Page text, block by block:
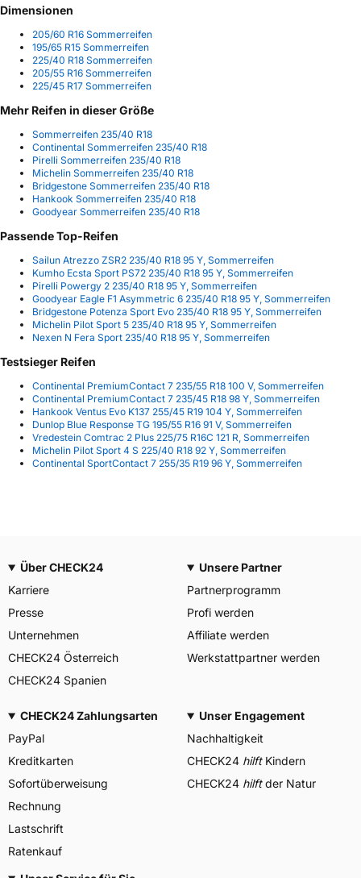
Dimensionen
205/60 R16 Sommerreifen
195/65 R15 Sommerreifen
225/40 R18 Sommerreifen
205/55 R16 Sommerreifen
225/45 R17 Sommerreifen
Mehr Reifen in dieser Größe
Sommerreifen 235/40 R18
Continental Sommerreifen 235/40 R18
Pirelli Sommerreifen 235/40 R18
Michelin Sommerreifen 235/40 R18
Bridgestone Sommerreifen 235/40 R18
Hankook Sommerreifen 235/40 R18
Goodyear Sommerreifen 235/40 R18
Passende Top-Reifen
Sailun Atrezzo ZSR2 235/40 R18 95 Y, Sommerreifen
Kumho Ecsta Sport PS72 235/40 R18 95 Y, Sommerreifen
Pirelli Powergy 2 235/40 R18 95 Y, Sommerreifen
Goodyear Eagle F1 Asymmetric 6 235/40 R18 95 Y, Sommerreifen
Bridgestone Potenza Sport Evo 235/40 R18 95 Y, Sommerreifen
Michelin Pilot Sport 5 235/40 R18 95 Y, Sommerreifen
Nexen N Fera Sport 235/40 R18 95 Y, Sommerreifen
Testsieger Reifen
Continental PremiumContact 7 235/55 R18 100 V, Sommerreifen
Continental PremiumContact 7 235/45 R18 98 Y, Sommerreifen
Hankook Ventus Evo K137 255/45 R19 104 Y, Sommerreifen
Dunlop Blue Response TG 195/55 R16 91 V, Sommerreifen
Vredestein Comtrac 2 Plus 225/75 R16C 121 R, Sommerreifen
Michelin Pilot Sport 4 S 225/40 R18 92 Y, Sommerreifen
Continental SportContact 7 255/35 R19 96 Y, Sommerreifen
Über CHECK24
Karriere
Presse
Unternehmen
CHECK24 Österreich
CHECK24 Spanien
Unsere Partner
Partnerprogramm
Profi werden
Affiliate werden
Werkstattpartner werden
CHECK24 Zahlungsarten
PayPal
Kreditkarten
Sofortüberweisung
Rechnung
Lastschrift
Ratenkauf
Unser Engagement
Nachhaltigkeit
CHECK24 hilftKindern
CHECK24 hilftder Natur